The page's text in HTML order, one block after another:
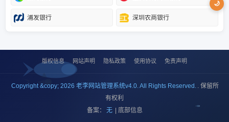
浦发银行 深圳农商银行
🌙
版权信息 网站声明 隐私政策 使用协议 免责声明
Copyright &copy; 2026 老李网站管理系统v4.0. All Rights Reserved. . 保留所
有权利
备案：
无 | 底部信息